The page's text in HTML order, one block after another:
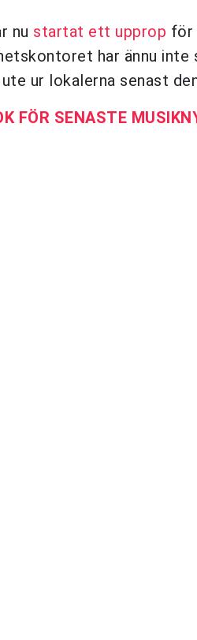
nu startat ett upprop för
har ännu
ur lokalerna senast
FÖR SENASTE